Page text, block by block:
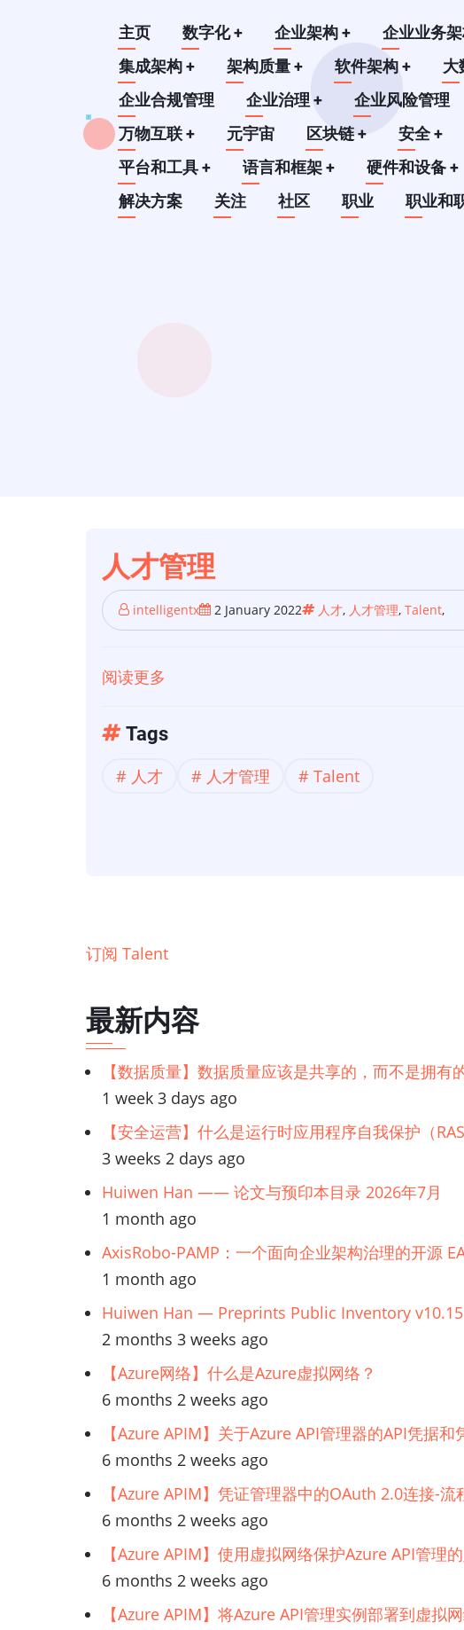
Main
navigation
主页 数字化+ 企业架构+ 企业业务
集成架构+ 架构质量+ 软件架构+ 大
企业合规管理
企业治理+ 企业风险管理
万物互联+ 元宇宙 区块链+ 安全+
平台和工具+ 语言和框架+ 硬件和设备+
解决方案
关注 社区 职业 职业和
人才管理
intelligentx 2 January 2022 人才, 人才管理, Talent,
阅读更多
人
Tags
人才 人才管理 Talent
订阅 Talent
最新内容
【数据质量】数据质量应该是共享的，而不是拥有
1 week 3 days ago
【安全运营】什么是运行时应用程序自我保护（
3 weeks 2 days ago
Huiwen Han —— 论文与预印本目录 2026年7月
1 month ago
AxisRobo-PAMP：一个面向企业架构治理的开源
1 month ago
Huiwen Han — Preprints Public Inventory v10.15
2 months 3 weeks ago
【Azure网络】什么是Azure虚拟网络？
6 months 2 weeks ago
【Azure APIM】关于Azure API管理器的API凭据和
6 months 2 weeks ago
【Azure APIM】凭证管理器中的OAuth 2.0连接-流
6 months 2 weeks ago
【Azure APIM】使用虚拟网络保护Azure API管理
6 months 2 weeks ago
【Azure APIM】将Azure API管理实例部署到虚拟